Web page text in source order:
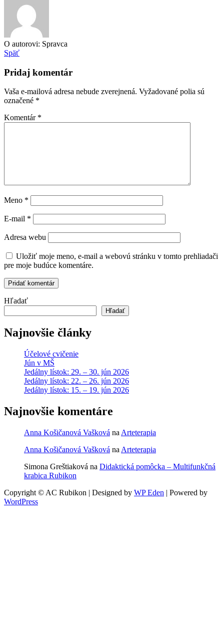
O autorovi: Spravca
Späť
Pridaj komentár
Vaša e-mailová adresa nebude zverejnená. Vyžadované polia sú
označené *
Komentár *
Meno *
E-mail *
Adresa webu
Uložiť moje meno, e-mail a webovú stránku v tomto prehliadači
pre moje budúce komentáre.
Hľadať
Hľadať
Najnovšie články
Účelové cvičenie
Jún v MŠ
Jedálny lístok: 29. – 30. jún 2026
Jedálny lístok: 22. – 26. jún 2026
Jedálny lístok: 15. – 19. jún 2026
Najnovšie komentáre
Anna Košičanová Vašková na Arteterapia
Anna Košičanová Vašková na Arteterapia
Simona Greštiaková na Didaktická pomôcka – Multifunkčná
krabica Rubikon
Copyright © AC Rubikon | Designed by WP Eden | Powered by
WordPress